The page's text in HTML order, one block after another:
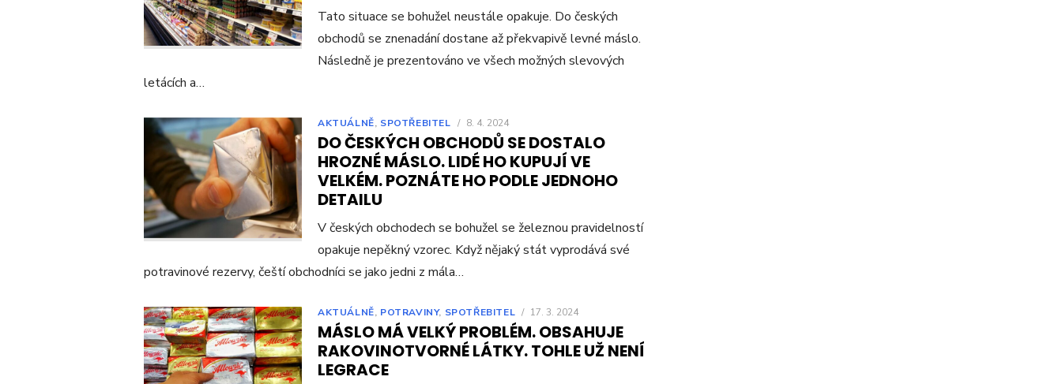
Tato situace se bohužel neustále opakuje. Do českých
obchodů se znenadání dostane až překvapivě levné máslo.
Následně je prezentováno ve všech možných slevových
letácích a…
AKTUÁLNĚ, SPOTŘEBITEL / 8. 4. 2024
DO ČESKÝCH OBCHODŮ SE DOSTALO
HROZNÉ MÁSLO. LIDÉ HO KUPUJÍ VE
VELKÉM. POZNÁTE HO PODLE JEDNOHO
DETAILU
V českých obchodech se bohužel se železnou pravidelností
opakuje nepěkný vzorec. Když nějaký stát vyprodává své
potravinové rezervy, čeští obchodníci se jako jedni z mála…
AKTUÁLNĚ, POTRAVINY, SPOTŘEBITEL / 17. 3. 2024
MÁSLO MÁ VELKÝ PROBLÉM. OBSAHUJE
RAKOVINOTVORNÉ LÁTKY. TOHLE UŽ NENÍ
LEGRACE